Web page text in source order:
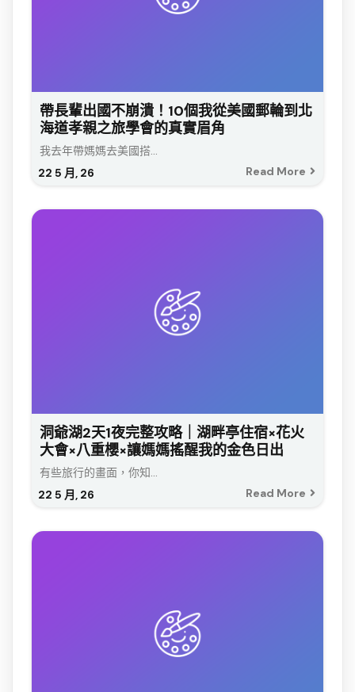
帶長輩出國不崩潰！10個我從美國郵輪到北
海道孝親之旅學會的真實眉角
22 5 月, 26
我去年帶媽媽去美國搭...
Read More
洞爺湖2天1夜完整攻略｜湖畔亭住宿×花火
大會×八重櫻×讓媽媽搖醒我的金色日出
22 5 月, 26
有些旅行的畫面，你知...
Read More